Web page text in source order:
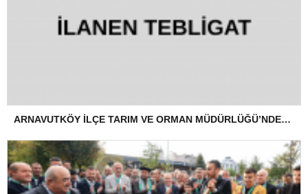
ARNAVUTKÖY İLÇE TARIM VE ORMAN MÜDÜRLÜĞÜ’NDEN İLANEN TEBLİGAT